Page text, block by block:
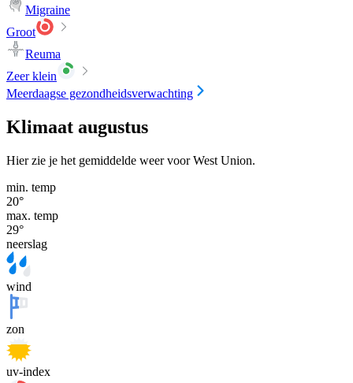
Migraine
Groot
Reuma
Zeer klein
Meerdaagse gezondheidsverwachting
Klimaat augustus
Hier zie je het gemiddelde weer voor West Union.
min. temp
20°
max. temp
29°
neerslag
wind
zon
uv-index